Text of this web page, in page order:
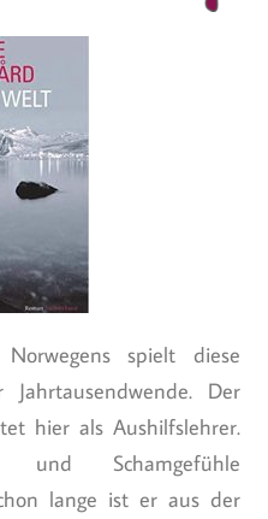
spielt diese
Der
hier als Aushilfslehrer.
und Schamgefühle
lange ist er aus der